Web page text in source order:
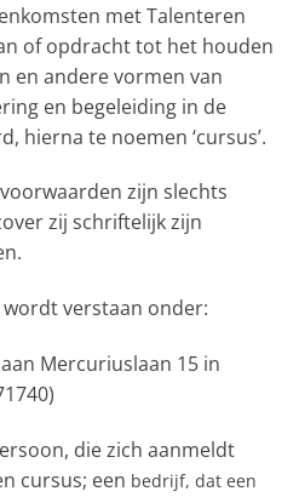
met Talenteren
of opdracht tot het houden
en andere vormen van
en begeleiding in de
hierna te noemen ‘cursus’.
zijn slechts
zij schriftelijk zijn
verstaan onder:
Mercuriuslaan 15 in
die zich aanmeldt
cursus; een bedrijf, dat een